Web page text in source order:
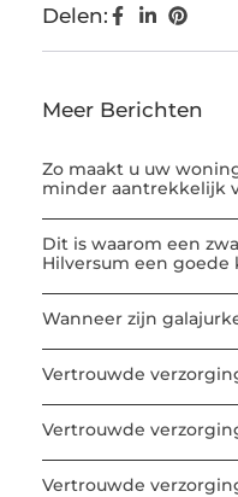
Delen:
Meer Berichten
Zo maakt u uw
minder aantrekkelijk
Dit is waarom een
Hilversum een goede
Wanneer zijn
Vertrouwde
Vertrouwde
Vertrouwde